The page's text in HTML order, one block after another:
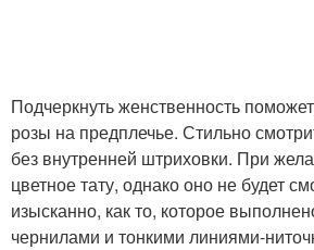
Подчеркнуть женственность
розы на предплечье. Стильно
без внутренней штриховки. При
цветное тату, однако оно не будет
изысканно, как то, которое
чернилами и тонкими линиями-